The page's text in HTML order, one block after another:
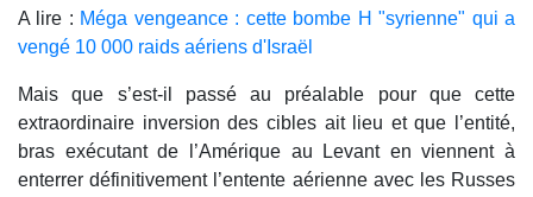
A lire : Méga vengeance : cette bombe H "syrienne" qui a
vengé 10 000 raids aériens d'Israël
Mais que s’est-il passé au préalable pour que cette
extraordinaire inversion des cibles ait lieu et que l’entité,
bras exécutant de l’Amérique au Levant en viennent à
enterrer définitivement l’entente aérienne avec les Russes